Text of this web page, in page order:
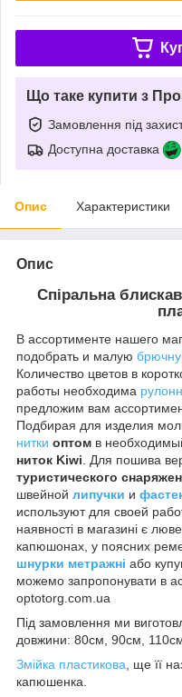
Що таке купити з
Замовлення під
Доступна доставка
Опис Характеристики
Опис
Спіральна
В ассортименте нашего
подобрать и малую
Количество цветов в
работы необходима
предложим вам
Подбирая для изделия
нитки оптом в
ниток Kiwi . Для пошива
туристического
швейной липучки и
используют для своей
наявності в магазині є
капюшонах, у поясних
шнурки метражні або
можемо запропонувати в
optotorg.com.ua
Під замовлення ми
довжини: 80см, 90см,
Змійка пластикова , ще її
капюшенка.